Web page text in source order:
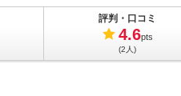
評判・口コミ
4.6pts
(2人)